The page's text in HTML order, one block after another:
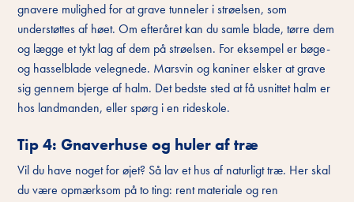
gnavere mulighed for at grave tunneler i strøelsen, som
understøttes af høet. Om efteråret kan du samle blade, tørre dem
og lægge et tykt lag af dem på strøelsen. For eksempel er bøge-
og hasselblade velegnede. Marsvin og kaniner elsker at grave
sig gennem bjerge af halm. Det bedste sted at få usnittet halm er
hos landmanden, eller spørg i en rideskole.
Tip 4: Gnaverhuse og huler af træ
Vil du have noget for øjet? Så lav et hus af naturligt træ. Her skal
du være opmærksom på to ting: rent materiale og ren